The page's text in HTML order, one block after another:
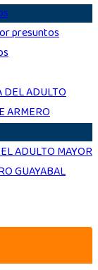
presuntos
ADULTO MAYOR
GUAYABAL